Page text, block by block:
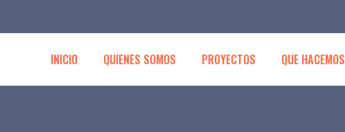
INICIO QUIENES SOMOS PROYECTOS QUE HACEMOS